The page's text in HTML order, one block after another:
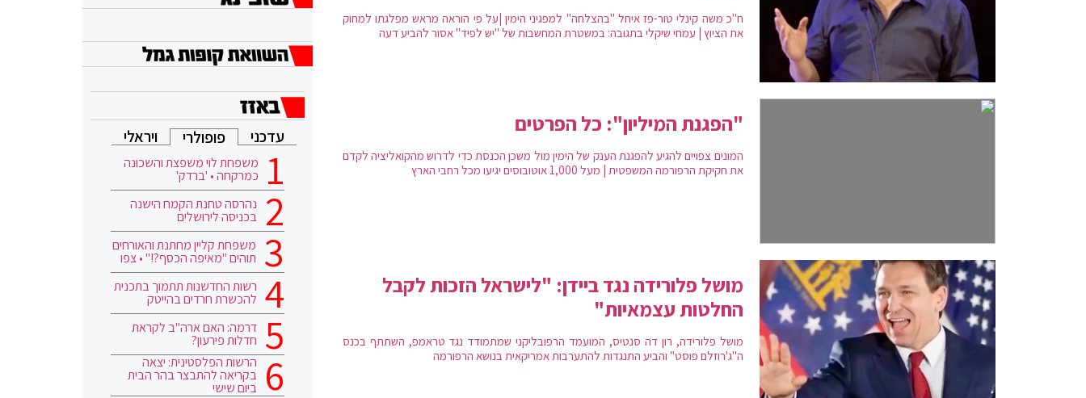
ח"כ משה קינלי טור-פז איחל "בהצלחה" למפגיני הימין |על פי הוראה מראש מפלגתו למחוק
את הציוץ | עמחי שיקלי בתגובה: במשטרת המחשבות של "יש לפיד" אסור להביע דעה
"הפגנת המיליון": כל הפרטים
המונים צפויים להגיע להפגנת הענק של הימין מול משכן הכנסת כדי לדרוש מהקואליציה לקדם
את חקיקת הרפורמה המשפטית | מעל 1,000 אוטובוסים יגיעו מכל רחבי הארץ
מושל פלורידה נגד ביידן: "לישראל הזכות לקבל
החלטות עצמאיות"
מושל פלורידה, רון דה סנטיס, המועמד הרפובליקני שמתמודד נגד טראמפ, השתתף בכנס
ה"ג'רוזלם פוסט" והביע התנגדות להתערבות אמריקאית בנושא הרפורמה
עדכני פופולרי ויראלי
משפחת לוי משפצת והשכונה
כמרקחה • 'ברדק'
נהרסה טחנת הקמח הישנה
בכניסה לירושלים
משפחת קליין מחתנת והאורחים
תוהים "מאיפה הכסף?!" • צפו
רשות החדשנות תתמוך בתכנית
להכשרת חרדים בהייטק
דרמה: האם ארה"ב לקראת
חדלות פירעון?
הרשות הפלסטינית: יצאה
בקריאה להתבצר בהר הבית
ביום שישי